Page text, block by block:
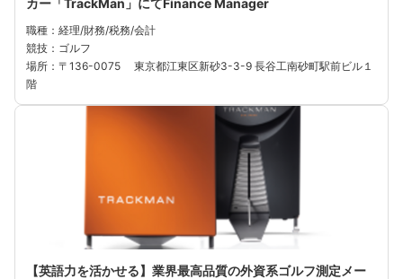
カー「TrackMan」にてFinance Manager
職種：経理/財務/税務/会計
競技：ゴルフ
場所：〒136-0075 東京都江東区新砂3-3-9 長谷工南砂町駅前ビル１
階
【英語力を活かせる】業界最高品質の外資系ゴルフ測定メー